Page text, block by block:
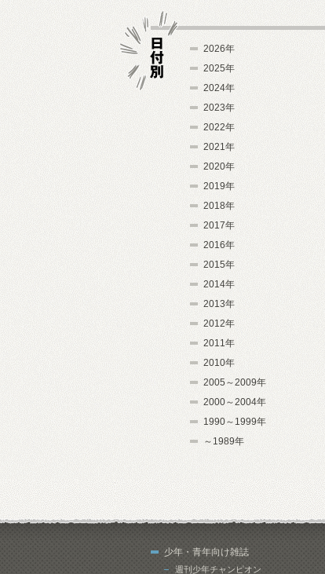
2026年
2025年
2024年
2023年
2022年
2021年
2020年
2019年
2018年
2017年
2016年
2015年
2014年
2013年
2012年
2011年
2010年
2005～2009年
2000～2004年
1990～1999年
～1989年
少年・青年向け雑誌
週刊少年チャンピオン